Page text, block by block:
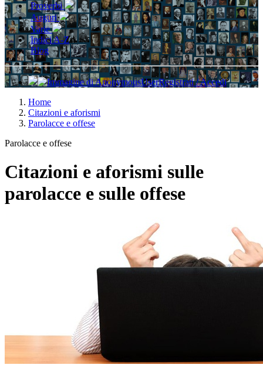
Proverbi
Auguri
Varie
Indici A-Z
Blog
Registrati / Accedi
Home
Citazioni e aforismi
Parolacce e offese
Parolacce e offese
Citazioni e aforismi sulle
parolacce e sulle offese